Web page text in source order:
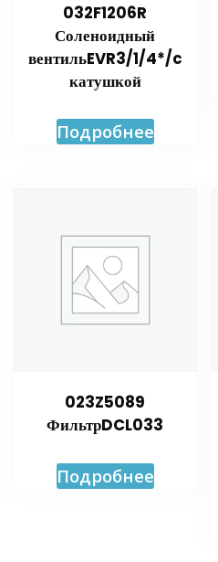
032F1206R
Соленоидный
вентильEVR3/1/4*/c
катушкой
Подробнее
023Z5089
ФильтрDCL033
Подробнее